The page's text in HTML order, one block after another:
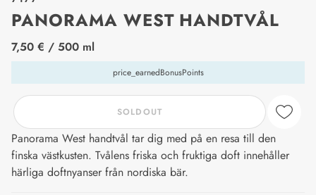
PANORAMA WEST HANDTVÅL
price_label
7,50 € / 500 ml
price_earnedBonusPoints
SOLDOUT
Panorama West handtvål tar dig med på en resa till den
finska västkusten. Tvålens friska och fruktiga doft innehåller
härliga doftnyanser från nordiska bär.